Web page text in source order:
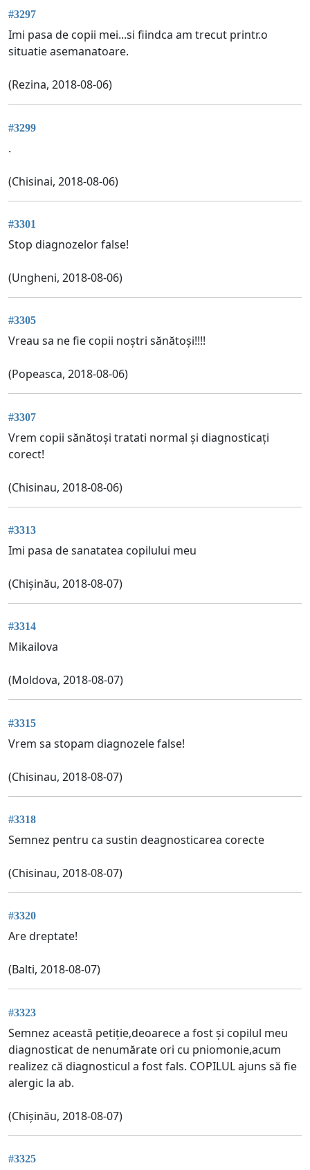
#3297
Imi pasa de copii mei...si fiindca am trecut printr.o
situatie asemanatoare.
(Rezina, 2018-08-06)
#3299
.
(Chisinai, 2018-08-06)
#3301
Stop diagnozelor false!
(Ungheni, 2018-08-06)
#3305
Vreau sa ne fie copii noștri sănătoși!!!!
(Popeasca, 2018-08-06)
#3307
Vrem copii sănătoși tratati normal și diagnosticați
corect!
(Chisinau, 2018-08-06)
#3313
Imi pasa de sanatatea copilului meu
(Chișinău, 2018-08-07)
#3314
Mikailova
(Moldova, 2018-08-07)
#3315
Vrem sa stopam diagnozele false!
(Chisinau, 2018-08-07)
#3318
Semnez pentru ca sustin deagnosticarea corecte
(Chisinau, 2018-08-07)
#3320
Are dreptate!
(Balti, 2018-08-07)
#3323
Semnez această petiție,deoarece a fost și copilul meu
diagnosticat de nenumărate ori cu pniomonie,acum
realizez că diagnosticul a fost fals. COPILUL ajuns să fie
alergic la ab.
(Chișinău, 2018-08-07)
#3325